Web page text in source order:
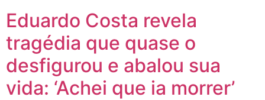
Eduardo Costa revela
tragédia que quase o
desfigurou e abalou sua
vida: ‘Achei que ia morrer’